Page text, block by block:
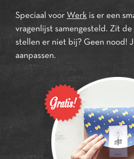
Speciaal voor Werk is er een
vragenlijst samengesteld. Zit
stellen er niet bij? Geen nood!
aanpassen.